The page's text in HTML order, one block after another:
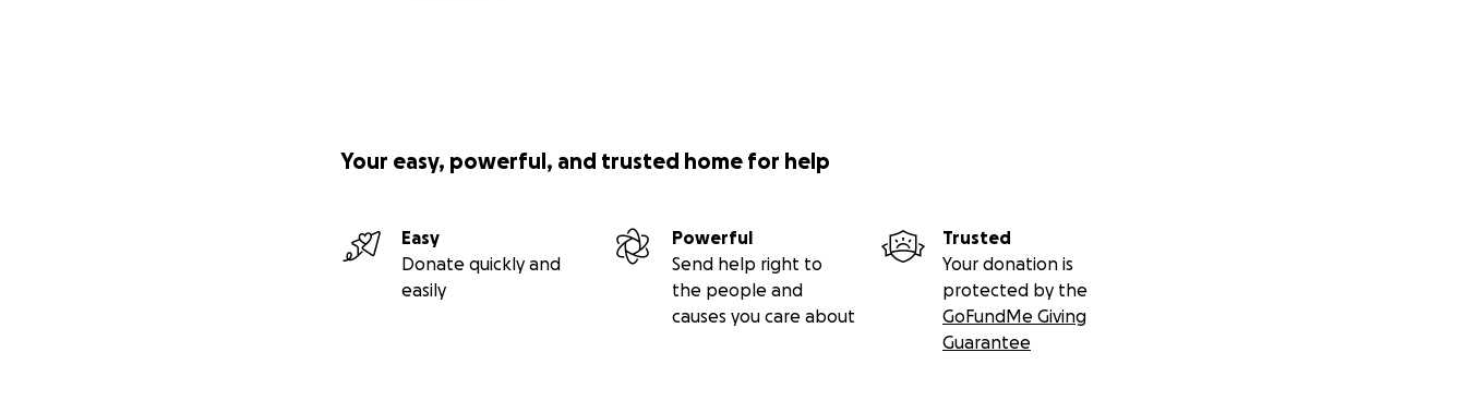
Your easy, powerful, and trusted home for help
Easy
Donate quickly and
easily
Powerful
Send help right to
the people and
causes you care about
Trusted
Your donation is
protected by the
GoFundMe Giving
Guarantee